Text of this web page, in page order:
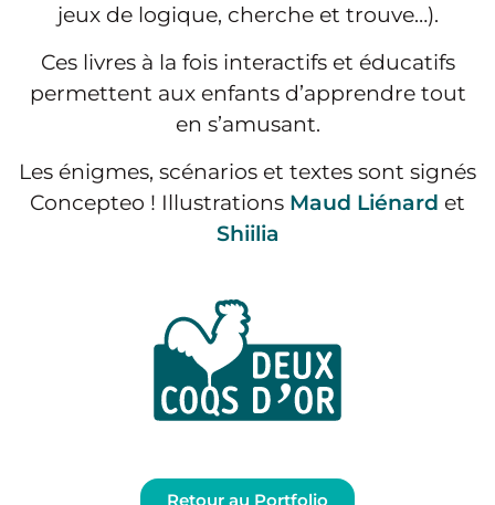
jeux de logique, cherche et trouve…).
Ces livres à la fois interactifs et éducatifs
permettent aux enfants d’apprendre tout
en s’amusant.
Les énigmes, scénarios et textes sont signés
Concepteo ! Illustrations Maud Liénard et
Shiilia
Retour au Portfolio